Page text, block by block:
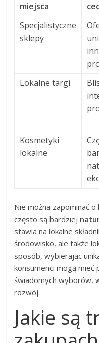
miejsca
Specjalistyczne
sklepy
Lokalne targi
Kosmetyki
lokalne
Nie można zapominać
często są bardziej
stawia na lokalne
środowisko, ale także
sposób, wybierając
konsumenci mogą mieć
świadomych wyborów,
rozwój.
Jakie są